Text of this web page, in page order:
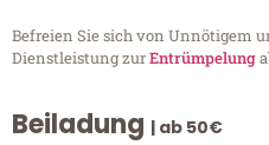
Befreien Sie sich von Unnötigem
Dienstleistung zurEntrümpelung
Beiladung | ab 50€